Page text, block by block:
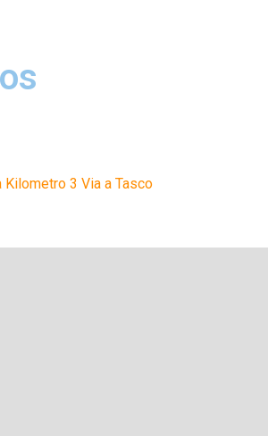
Kilometro 3 Via a Tasco